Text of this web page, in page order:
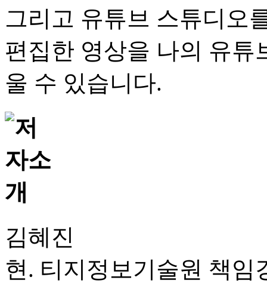
그리고 유튜브 스튜디오
편집한 영상을 나의 유튜
울 수 있습니다.
김혜진
현. 티지정보기술원 책임